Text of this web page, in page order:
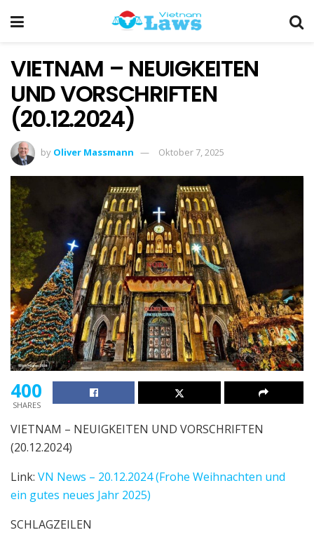
VIETNAM – NEUIGKEITEN
UND VORSCHRIFTEN
(20.12.2024)
by Oliver Massmann Oktober 7, 2025
400
SHARES
VIETNAM – NEUIGKEITEN UND VORSCHRIFTEN
(20.12.2024)
Link: VN News – 20.12.2024 (Frohe Weihnachten und
ein gutes neues Jahr 2025)
SCHLAGZEILEN